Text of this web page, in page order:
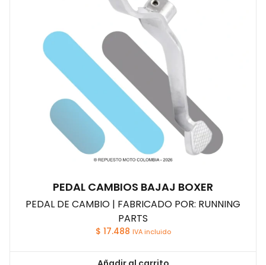
PEDAL CAMBIOS BAJAJ BOXER
PEDAL DE CAMBIO | FABRICADO POR: RUNNING
PARTS
$ 17.488 IVA incluido